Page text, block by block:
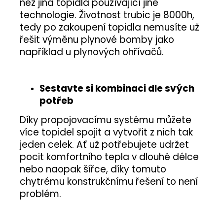
technologie. Životnost trubic je 8000h,
tedy po zakoupení topidla nemusíte už
řešit výměnu plynové bomby jako
například u plynových ohřívačů.
Sestavte si kombinaci dle svých
potřeb
Díky propojovacímu systému můžete
více topidel spojit a vytvořit z nich tak
jeden celek. Ať už potřebujete udržet
pocit komfortního tepla v dlouhé délce
nebo naopak šířce, díky tomuto
chytrému konstrukčnímu řešení to není
problém.